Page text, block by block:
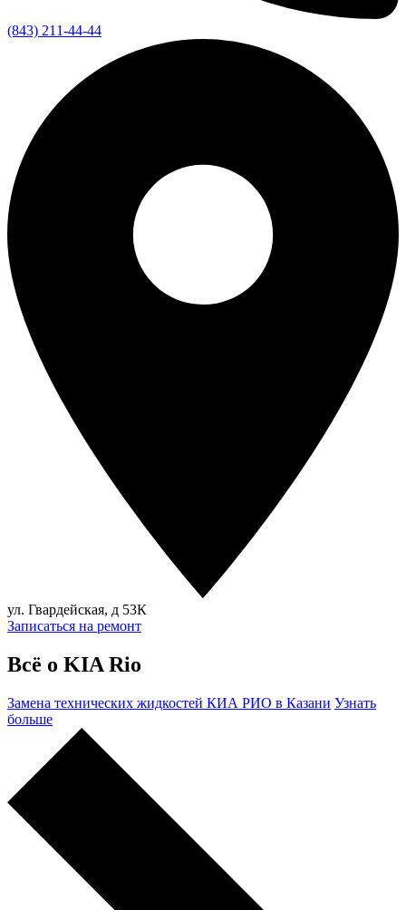
(843) 211-44-44
ул. Гвардейская, д 53К
Записаться на ремонт
Всё о KIA Rio
Замена технических жидкостей КИА РИО в Казани Узнать
больше